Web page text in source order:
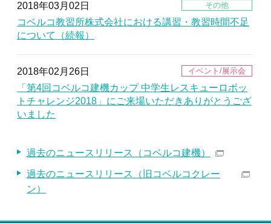
2018年03月02日
コベルコ教習所株式会社における講習・教習時間不足
について（続報）
2018年02月26日
「第4回コベルコ建機カップ 中学生レスキューロボッ
トチャレンジ2018」にご来場いただきありがとうござ
いました
過去のニュースリリース（コベルコ建機）
過去のニュースリリース（旧コベルコクレー
ン）